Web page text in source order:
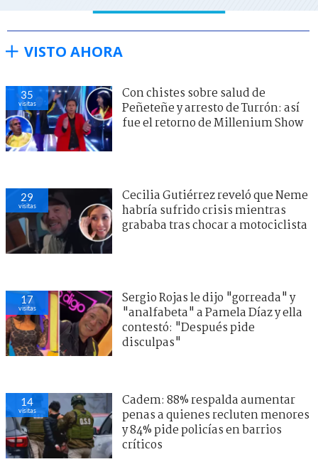
VISTO AHORA
35
visitas
Con chistes sobre salud de
Peñeteñe y arresto de Turrón: así
fue el retorno de Millenium Show
29
visitas
Cecilia Gutiérrez reveló que Neme
habría sufrido crisis mientras
grababa tras chocar a motociclista
17
visitas
Sergio Rojas le dijo "gorreada" y
"analfabeta" a Pamela Díaz y ella
contestó: "Después pide
disculpas"
14
visitas
Cadem: 88% respalda aumentar
penas a quienes recluten menores
y 84% pide policías en barrios
críticos